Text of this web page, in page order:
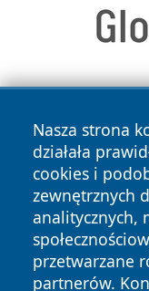
Nasza strona
działała
cookies i
zewnętrznych
analitycznych,
przetwarzane
partnerów.
Copyright © 2026
zastrzeżone.